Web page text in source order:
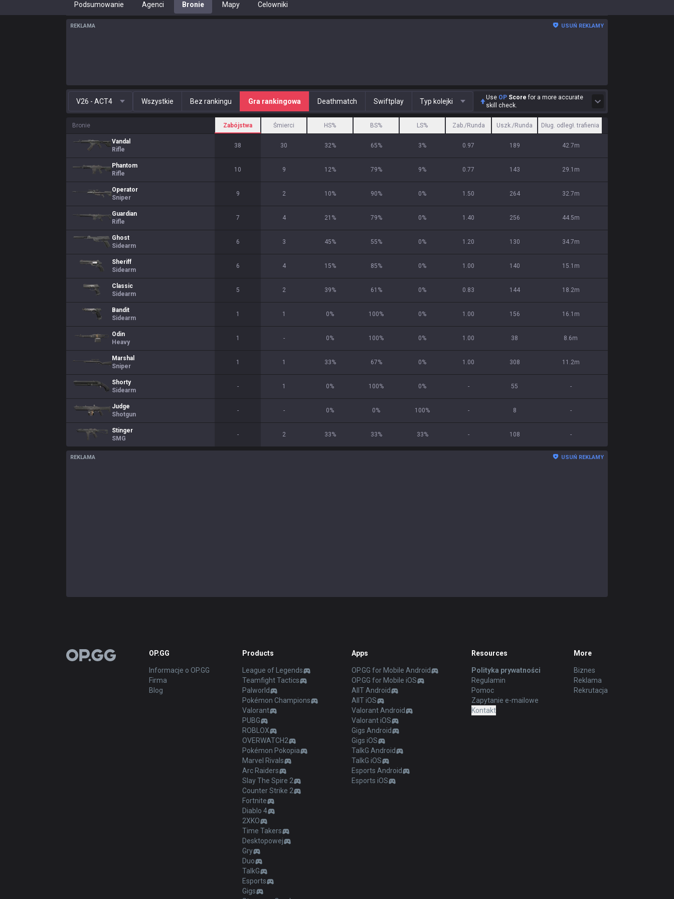
Podsumowanie Agenci Bronie Mapy Celowniki
REKLAMA USUŃ REKLAMY
V26 - ACT4 Wszystkie Bez rankingu Gra rankingowa Deathmatch Swiftplay Typ kolejki Use OP Score for a more accurate
skill check.
Bronie Zabójstwa Śmierci HS% BS% LS% Zab./Runda Uszk./Runda Dług. odległ. trafienia
Vandal
Rifle
38 30 32% 65% 3% 0.97 189 42.7m
Phantom
Rifle
10 9 12% 79% 9% 0.77 143 29.1m
Operator
Sniper
9 2 10% 90% 0% 1.50 264 32.7m
Guardian
Rifle
7 4 21 % 79% 0% 1.40 256 44.5m
Ghost
Sidearm
6 3 45% 55% 0% 1.20 130 34.7m
Sheriff
Sidearm
6 4 15% 85% 0% 1.00 140 15.1m
Classic
Sidearm
5 2 39% 61 % 0% 0.83 144 18.2m
Bandit
Sidearm
1 1 0% 100% 0% 1.00 156 16.1m
Odin
Heavy
1 - 0% 100% 0% 1.00 38 8.6m
Marshal
Sniper
1 1 33% 67% 0% 1.00 308 11.2m
Shorty
Sidearm
- 1 0% 100% 0% - 55 -
Judge
Shotgun
- - 0% 0% 100% - 8 -
Stinger
SMG
- 2 33% 33% 33% - 108 -
REKLAMA USUŃ REKLAMY
OP.GG OP.GG
Informacje o OP.GG
Firma
Blog
Products
League of Legends
Teamfight Tactics
Palworld
Pokémon Champions
Valorant
PUBG
ROBLOX
OVERWATCH2
Pokémon Pokopia
Marvel Rivals
Arc Raiders
Slay The Spire 2
Counter Strike 2
Fortnite
Diablo 4
2XKO
Time Takers
Desktopowej
Gry
Duo
TalkG
Esports
Gigs
Apps
OP.GG for Mobile Android
OP.GG for Mobile iOS
AllT Android
AllT iOS
Valorant Android
Valorant iOS
Gigs Android
Gigs iOS
TalkG Android
TalkG iOS
Esports Android
Esports iOS
Resources
Polityka prywatności
Regulamin
Pomoc
Zapytanie e-mailowe
Kontakt
More
Biznes
Reklama
Rekrutacja